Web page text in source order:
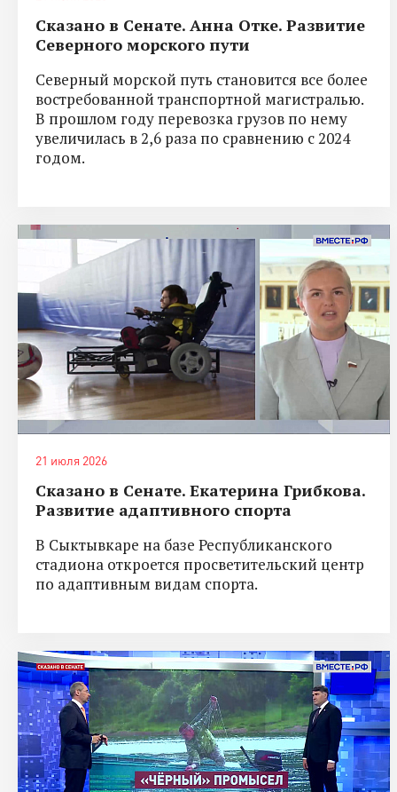
Сказано в Сенате. Анна Отке. Развитие
Северного морского пути
Северный морской путь становится все более
востребованной транспортной магистралью.
В прошлом году перевозка грузов по нему
увеличилась в 2,6 раза по сравнению с 2024
годом.
21 июля 2026
Сказано в Сенате. Екатерина Грибкова.
Развитие адаптивного спорта
В Сыктывкаре на базе Республиканского
стадиона откроется просветительский центр
по адаптивным видам спорта.